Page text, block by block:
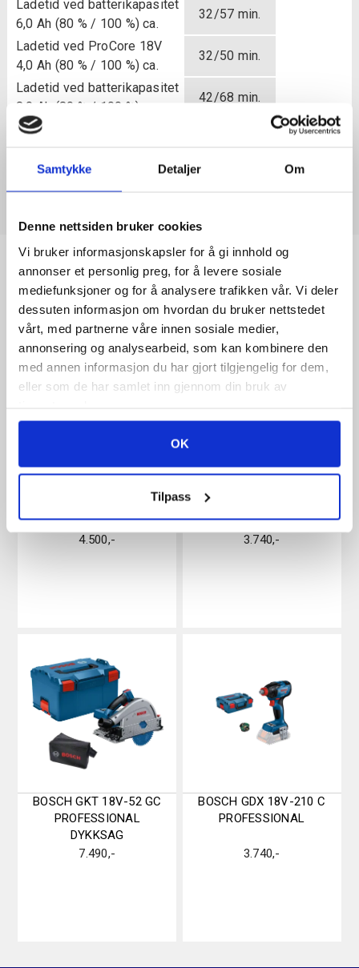
Samtykke Detaljer Om
Denne nettsiden bruker cookies
Vi bruker informasjonskapsler for å gi innhold og
annonser et personlig preg, for å levere sosiale
mediefunksjoner og for å analysere trafikken vår. Vi deler
dessuten informasjon om hvordan du bruker nettstedet
vårt, med partnerne våre innen sosiale medier,
annonsering og analysearbeid, som kan kombinere den
med annen informasjon du har gjort tilgjengelig for dem,
eller som de har samlet inn gjennom din bruk av
OK
Tilpass
Ladetid ved batterikapasitet
6,0 Ah (80 % / 100 %) ca.
32/57 min.
Ladetid ved ProCore 18V
4,0 Ah (80 % / 100 %) ca.
32/50 min.
Ladetid ved batterikapasitet
8,0 Ah (80 % / 100 %) ca.
42/68 min.
Ladetid ved batterikapasitet
Vekt ekskl. batteri
DUTY GDS 18V-320C
4.500,-
PROFESSIONAL LBOXX
3.740,-
BOSCH GKT 18V-52 GC
PROFESSIONAL
DYKKSAG
7.490,-
BOSCH GDX 18V-210 C
PROFESSIONAL
3.740,-